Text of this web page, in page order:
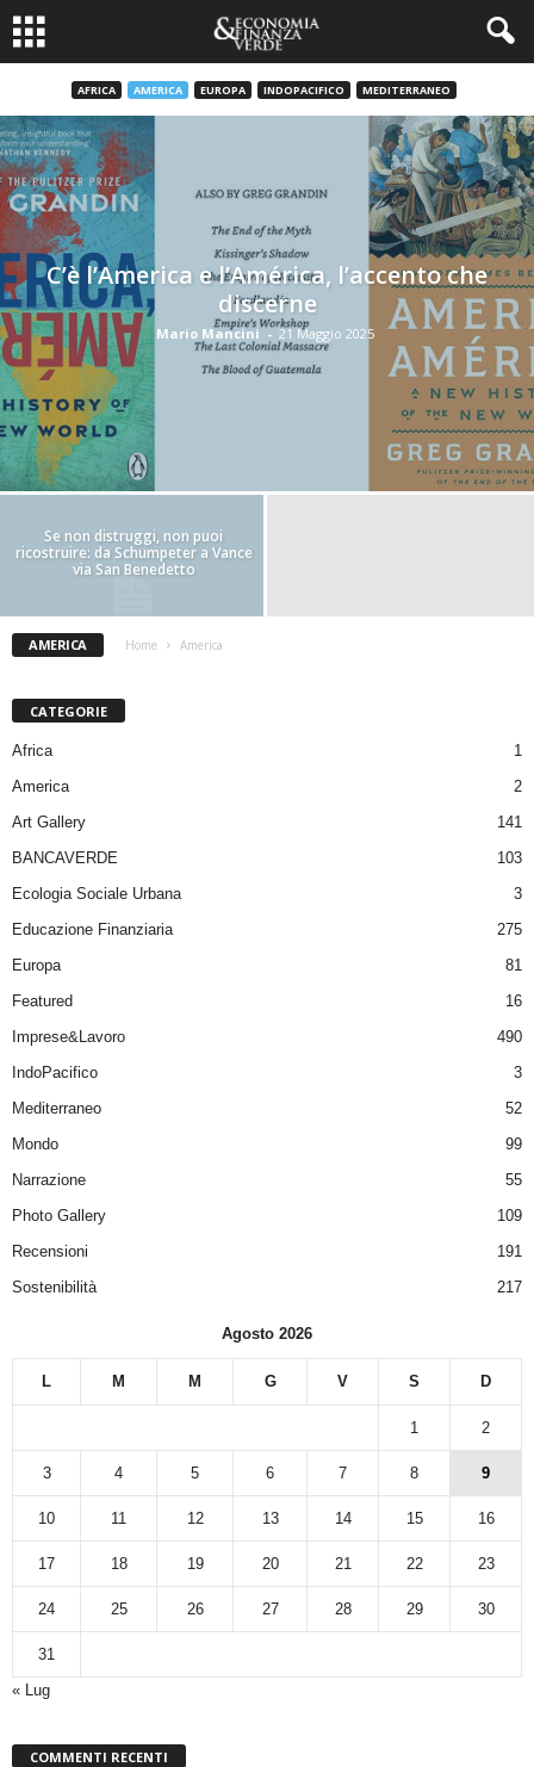
AFRICA AMERICA EUROPA INDOPACIFICO MEDITERRANEO
C’è l’America e l’América, l’accento che
discerne
Mario Mancini - 21 Maggio 2025
Se non distruggi, non puoi
ricostruire: da Schumpeter a Vance
via San Benedetto
AMERICA Home America
CATEGORIE
Africa
1
America
2
Art Gallery
141
BANCAVERDE
103
Ecologia Sociale Urbana
3
Educazione Finanziaria
275
Europa
81
Featured
16
Imprese&Lavoro
490
IndoPacifico
3
Mediterraneo
52
Mondo
99
Narrazione
55
Photo Gallery
109
Recensioni
191
Sostenibilità
217
Agosto 2026
L M M G V S D
1 2
3 4 5 6 7 8 9
10 11 12 13 14 15 16
17 18 19 20 21 22 23
24 25 26 27 28 29 30
31
« Lug
COMMENTI RECENTI